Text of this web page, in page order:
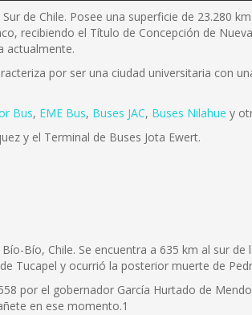
de Chile. Posee una superficie de 23.280
recibiendo el Título de Concepción de
actualmente.
por ser una ciudad universitaria con
Bus, EME Bus, Buses JAC, Buses Nilahue y
y el Terminal de Buses Jota Ewert.
Bío, Chile. Se encuentra a 635 km al sur
Tucapel y ocurrió la posterior muerte de
por el gobernador García Hurtado de
en ese momento.1